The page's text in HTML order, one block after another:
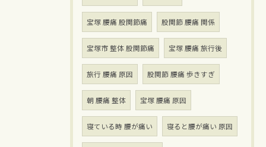
宝塚 腰痛 股関節痛 股関節 腰痛 関係
宝塚市 整体 股関節痛 宝塚 腰痛 旅行後
旅行 腰痛 原因 股関節 腰痛 歩きすぎ
朝 腰痛 整体 宝塚 腰痛 原因
寝ている時 腰が痛い 寝ると腰が痛い 原因